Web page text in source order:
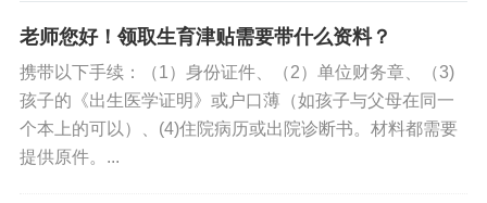
违背真实意思的情况下订立或者变更劳动合同的;
10.劳动者被依法追究刑事责任的。
（三）劳动合同终止的：
老师您好！领取生育津贴需要带什么资料？
携带以下手续：（1）身份证件、（2）单位财务章、（3)
孩子的《出生医学证明》或户口薄（如孩子与父母在同一
个本上的可以）、(4)住院病历或出院诊断书。材料都需要
提供原件。...